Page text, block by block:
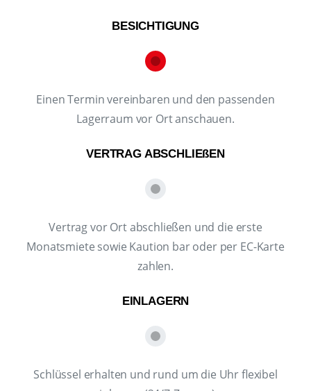
BESICHTIGUNG
Einen Termin vereinbaren und den passenden
Lagerraum vor Ort anschauen.
VERTRAG ABSCHLIEßEN
Vertrag vor Ort abschließen und die erste
Monatsmiete sowie Kaution bar oder per EC-Karte
zahlen.
EINLAGERN
Schlüssel erhalten und rund um die Uhr flexibel